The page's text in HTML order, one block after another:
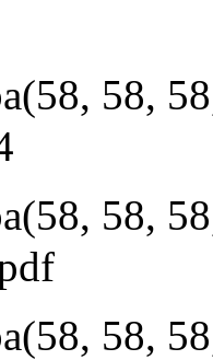
58,
58,
58,